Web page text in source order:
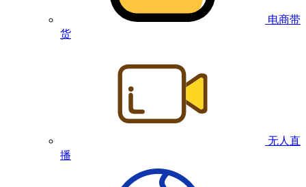
电商带
货
无人直
播